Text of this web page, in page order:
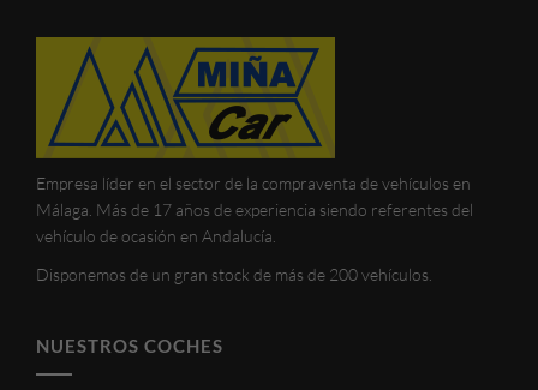
Empresa líder en el sector de la compraventa de vehículos en
Málaga. Más de 17 años de experiencia siendo referentes del
vehículo de ocasión en Andalucía.
Disponemos de un gran stock de más de 200 vehículos.
NUESTROS COCHES